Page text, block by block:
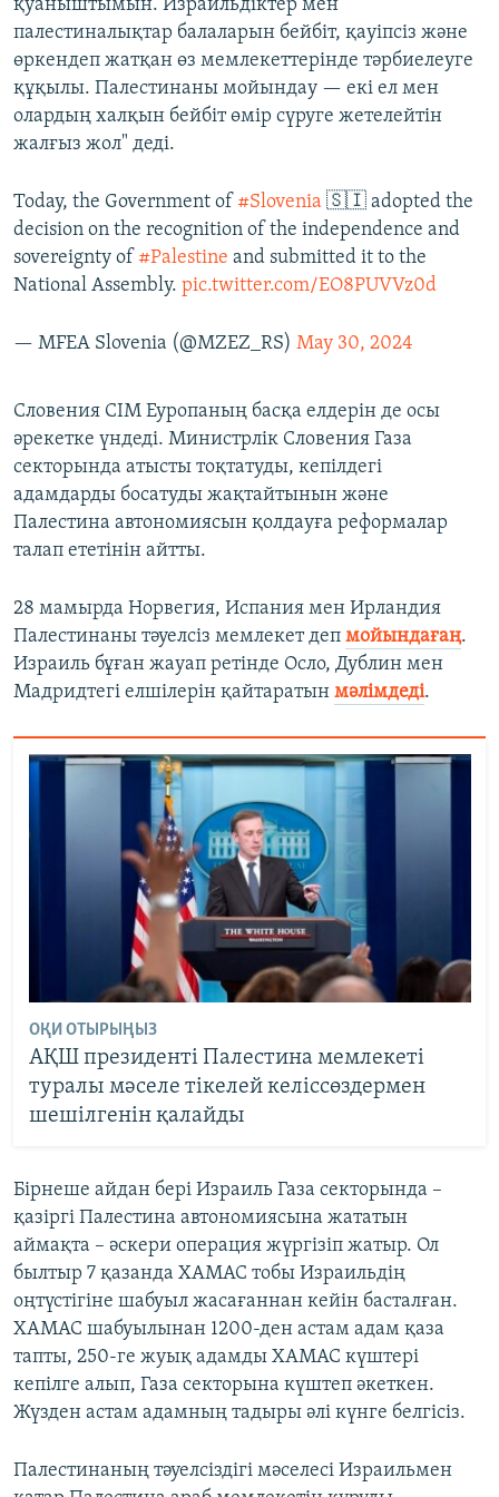
қуаныштымын. Израильдіктер мен
палестиналықтар балаларын бейбіт, қауіпсіз және
өркендеп жатқан өз мемлекеттерінде тәрбиелеуге
құқылы. Палестинаны мойындау — екі ел мен
олардың халқын бейбіт өмір сүруге жетелейтін
жалғыз жол" деді.
Today, the Government of #Slovenia 🇸🇮 adopted the
decision on the recognition of the independence and
sovereignty of #Palestine and submitted it to the
National Assembly. pic.twitter.com/EO8PUVVz0d
— MFEA Slovenia (@MZEZ_RS) May 30, 2024
Словения СІМ Еуропаның басқа елдерін де осы
әрекетке үндеді. Министрлік Словения Газа
секторында атысты тоқтатуды, кепілдегі
адамдарды босатуды жақтайтынын және
Палестина автономиясын қолдауға реформалар
талап ететінін айтты.
28 мамырда Норвегия, Испания мен Ирландия
Палестинаны тәуелсіз мемлекет деп мойындағаң.
Израиль бұған жауап ретінде Осло, Дублин мен
Мадридтегі елшілерін қайтаратын мәлімдеді.
ОҚИ ОТЫРЫҢЫЗ
АҚШ президенті Палестина мемлекеті
туралы мәселе тікелей келіссөздермен
шешілгенін қалайды
Бірнеше айдан бері Израиль Газа секторында –
қазіргі Палестина автономиясына жататын
аймақта – әскери операция жүргізіп жатыр. Ол
былтыр 7 қазанда ХАМАС тобы Израильдің
оңтүстігіне шабуыл жасағаннан кейін басталған.
ХАМАС шабуылынан 1200-ден астам адам қаза
тапты, 250-ге жуық адамды ХАМАС күштері
кепілге алып, Газа секторына күштеп әкеткен.
Жүзден астам адамның тадыры әлі күнге белгісіз.
Палестинаның тәуелсіздігі мәселесі Израильмен